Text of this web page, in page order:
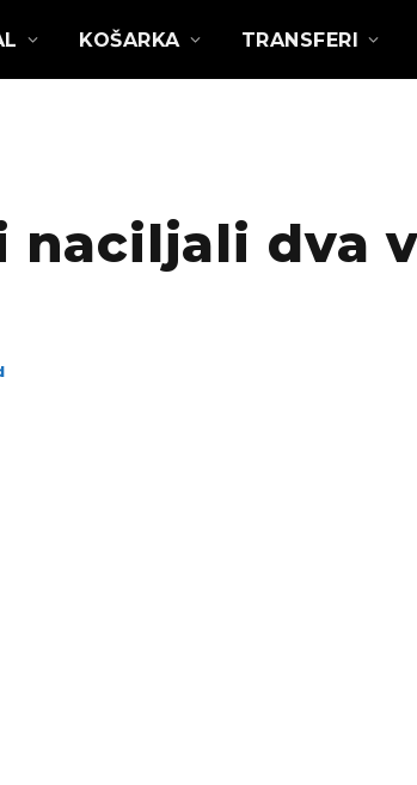
KOŠARKA TRANSFERI
naciljali dva